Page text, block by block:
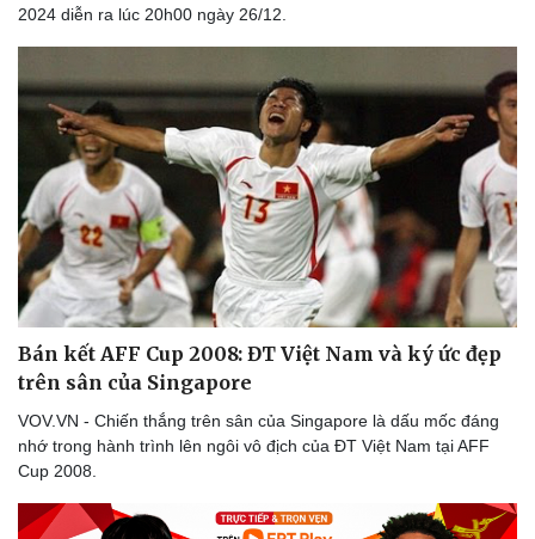
Tư vấn
Câu chuyện thời sự
2024 diễn ra lúc 20h00 ngày 26/12.
Bán kết AFF Cup 2008: ĐT Việt Nam và ký ức đẹp
trên sân của Singapore
VOV.VN - Chiến thắng trên sân của Singapore là dấu mốc đáng
nhớ trong hành trình lên ngôi vô địch của ĐT Việt Nam tại AFF
Cup 2008.